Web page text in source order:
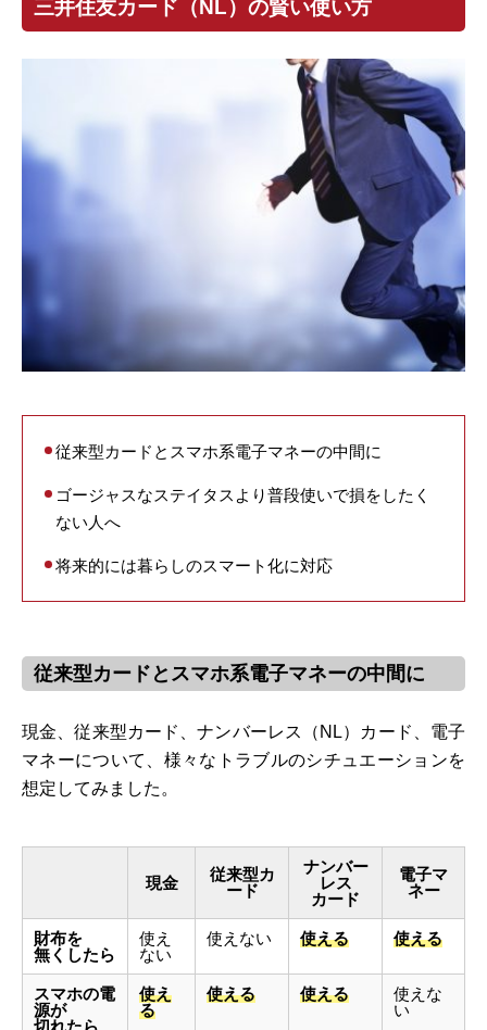
三井住友カード（NL）の賢い使い方
従来型カードとスマホ系電子マネーの中間に
ゴージャスなステイタスより普段使いで損をしたく
ない人へ
将来的には暮らしのスマート化に対応
従来型カードとスマホ系電子マネーの中間に
現金、従来型カード、ナンバーレス（NL）カード、電子
マネーについて、様々なトラブルのシチュエーションを
想定してみました。
現金
従来型カ
ード
ナンバー
レス
カード
電子マ
ネー
財布を
無くしたら
使え
ない
使えない 使える 使える
スマホの電
源が
使え
る
使える 使える
使えな
い